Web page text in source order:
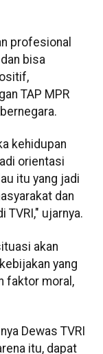
profesional
bisa
TAP MPR
kehidupan
orientasi
itu yang jadi
dan
TVRI," ujarnya.
akan
yang
faktor moral,
Dewas TVRI
itu, dapat